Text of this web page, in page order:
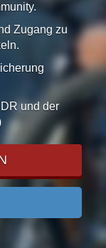
Zugang zu
und der